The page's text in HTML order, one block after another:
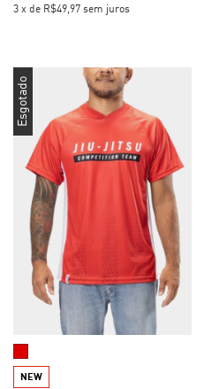
3 x de R$49,97 sem juros
Esgotado
NEW